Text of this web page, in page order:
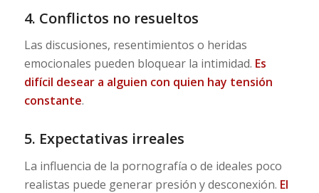
4. Conflictos no resueltos
Las discusiones, resentimientos o heridas
emocionales pueden bloquear la intimidad. Es
difícil desear a alguien con quien hay tensión
constante.
5. Expectativas irreales
La influencia de la pornografía o de ideales poco
realistas puede generar presión y desconexión. El